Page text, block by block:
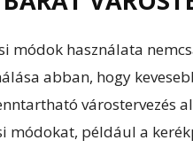
módok használata
abban, hogy
módokat, például a